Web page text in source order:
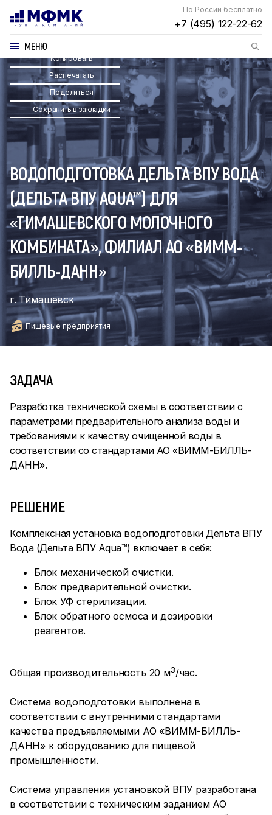
По России бесплатно
+7 (495) 122-22-62
МЕНЮ
Копировать
Распечатать
Поделиться
Сохранить в закладки
ВОДОПОДГОТОВКА ДЕЛЬТА ВПУ ВОДА
(ДЕЛЬТА ВПУ AQUA™) ДЛЯ
«ТИМАШЕВСКОГО МОЛОЧНОГО
КОМБИНАТА», ФИЛИАЛ АО «ВИММ-
БИЛЛЬ-ДАНН»
г. Тимашевск
Пищевые предприятия
ЗАДАЧА
Разработка технической схемы в соответствии с
параметрами предварительного анализа воды и
требованиями к качеству очищенной воды в
соответствии со стандартами АО «ВИММ-БИЛЛЬ-
ДАНН».
РЕШЕНИЕ
Комплексная установка водоподготовки Дельта ВПУ
Вода (Дельта ВПУ Aqua™) включает в себя:
Блок механической очистки.
Блок предварительной очистки.
Блок УФ стерилизации.
Блок обратного осмоса и дозировки
реагентов.
Общая производительность 20 м3/час.
Система водоподготовки выполнена в
соответствии с внутренними стандартами
качества предъявляемыми АО «ВИММ-БИЛЛЬ-
ДАНН» к оборудованию для пищевой
промышленности.
Система управления установкой ВПУ разработана
в соответствии с техническим заданием АО